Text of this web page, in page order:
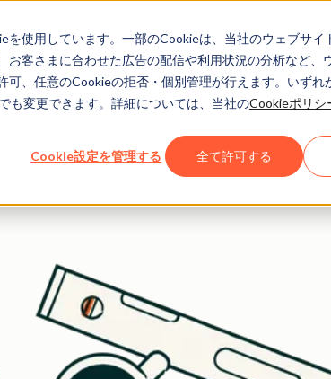
使用しています。一部のCookieは、当社のウェブサイ
客さまに合わせた広告の配信や利用状況の分析など、
、任意のCookieの拒否・個別管理が行えます。いずれ
も変更できます。詳細については、当社のCookieポリシ
Cookie設定を管理する 全て許可する
長を支援する無料
料ツールキットで、顧客を引き付け、AI検索エン